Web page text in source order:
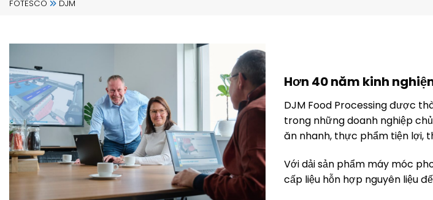
FOTESCO DJM
Hơn 40 năm kinh
DJM Food Processing được
trong những doanh nghiệp
ăn nhanh, thực phẩm tiện lợi,
Với dải sản phẩm máy móc
cấp liệu hỗn hợp nguyên liệu